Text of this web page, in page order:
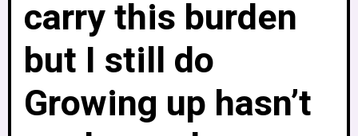
carry this burden
but I still do
Growing up hasn’t